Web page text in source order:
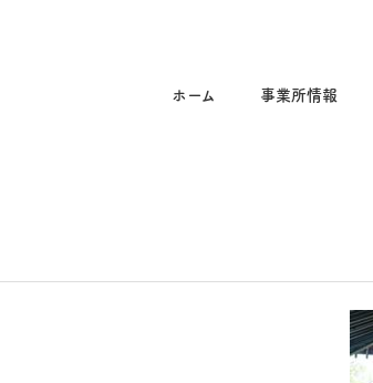
ホーム 事業所情報